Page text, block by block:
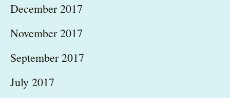
December 2017
November 2017
September 2017
July 2017